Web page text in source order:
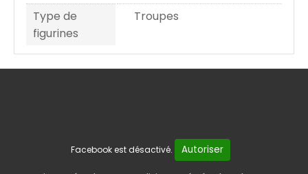
Type de
figurines
Troupes
Facebook est désactivé. Autoriser